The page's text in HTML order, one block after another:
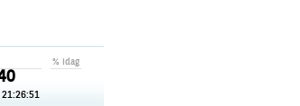
% idag
21:26:51